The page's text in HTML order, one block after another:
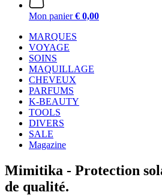
Mon panier € 0,00
MARQUES
VOYAGE
SOINS
MAQUILLAGE
CHEVEUX
PARFUMS
K-BEAUTY
TOOLS
DIVERS
SALE
Magazine
Mimitika - Protection
de qualité.